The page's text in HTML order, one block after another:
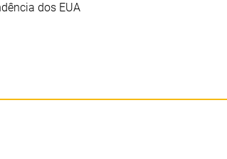
dos EUA